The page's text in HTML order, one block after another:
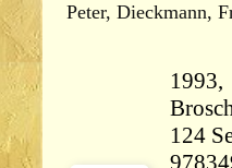
Peter, Dieckmann,
124 Seiten